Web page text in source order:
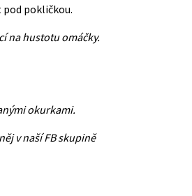
pod pokličkou.
na hustotu omáčky.
okurkami.
v naší FB skupině